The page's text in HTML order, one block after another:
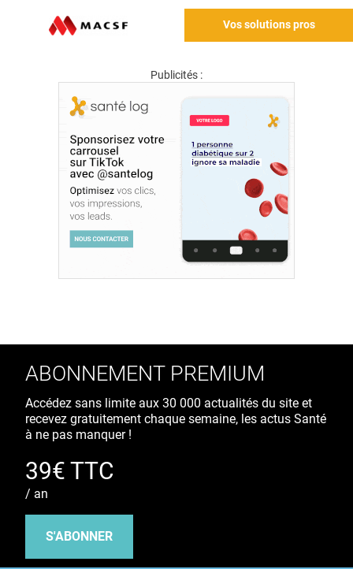
Vos solutions pros
Publicités :
ABONNEMENT PREMIUM
Accédez sans limite aux 30 000 actualités du site et
recevez gratuitement chaque semaine, les actus Santé
à ne pas manquer !
39€ TTC
/ an
S'ABONNER